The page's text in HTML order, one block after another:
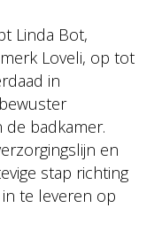
Linda Bot,
Loveli, op tot
in
badkamer.
en
stap richting
te leveren op